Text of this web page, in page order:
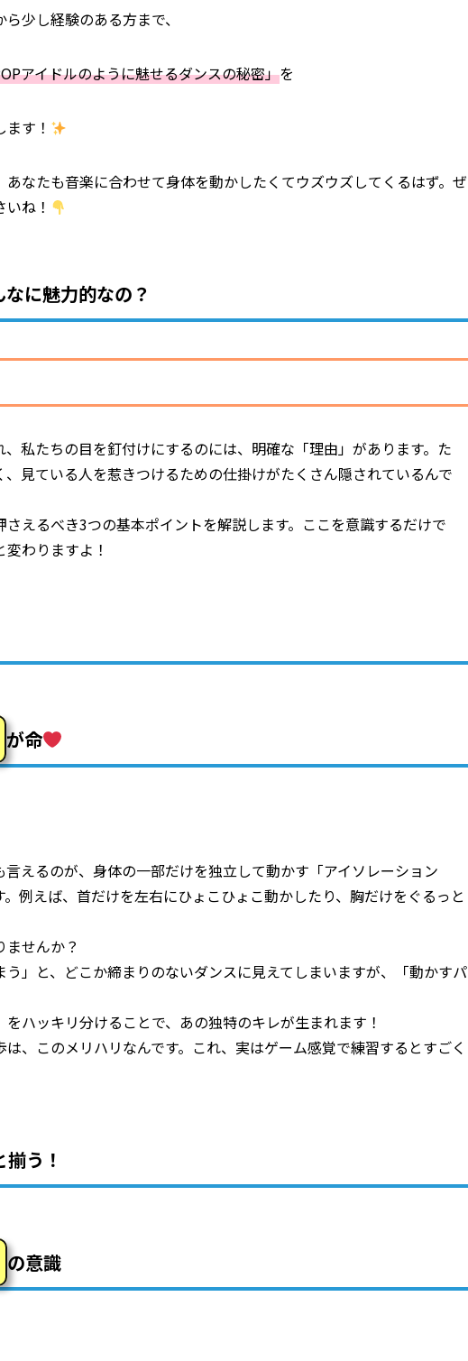
少し経験のある方まで、
アイドルのように魅せるダンスの秘密」を
す！
なたも音楽に合わせて身体を動かしたくてウズウズしてくるはず。ぜ
ね！
に魅力的なの？
私たちの目を釘付けにするのには、明確な「理由」があります。た
見ている人を惹きつけるための仕掛けがたくさん隠されているんで
えるべき3つの基本ポイントを解説します。ここを意識するだけで
わりますよ！
が命
えるのが、身体の一部だけを独立して動かす「アイソレーション
。例えば、首だけを左右にひょこひょこ動かしたり、胸だけをぐるっと
せんか？
う」と、どこか締まりのないダンスに見えてしまいますが、「動かすパ
ハッキリ分けることで、あの独特のキレが生まれます！
、このメリハリなんです。これ、実はゲーム感覚で練習するとすごく
う！
の意識